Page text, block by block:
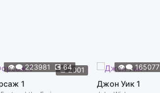
📆2001
👁️‍🗨️223981 💽64
1
👁️‍🗨️165077
Джон Уик 1